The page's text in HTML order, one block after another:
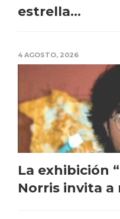
estrella...
4 AGOSTO, 2026
La exhibición
Norris invita a